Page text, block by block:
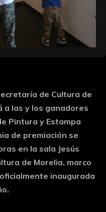
de Cultura de
a las y los ganadores
Pintura y Estampa
de premiación se
en la sala Jesús
de Morelia, marco
inaugurada